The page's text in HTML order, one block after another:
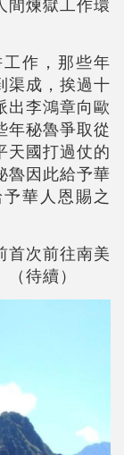
作，那些年
渠成，挨過十
出李鴻章向歐
年秘魯爭取從
天國打過仗的
魯因此給予華
華人恩賜之
首次前往南美
待續）